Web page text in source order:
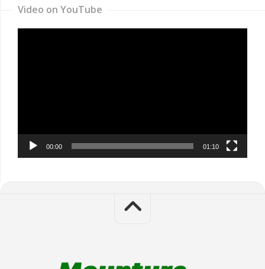
Video on YouTube
00:00 01:10